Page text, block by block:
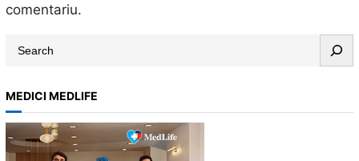
comentariu.
r
c
h
MEDICI MEDLIFE